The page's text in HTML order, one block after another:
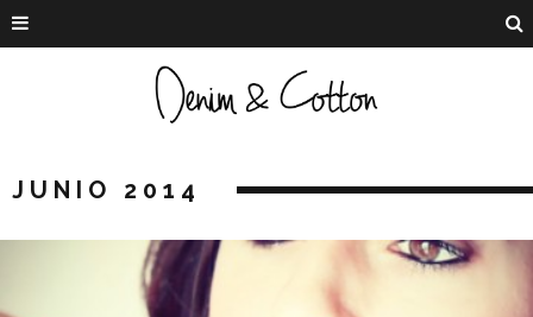
JUNIO 2014